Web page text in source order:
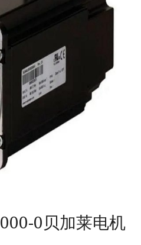
0贝加莱电机